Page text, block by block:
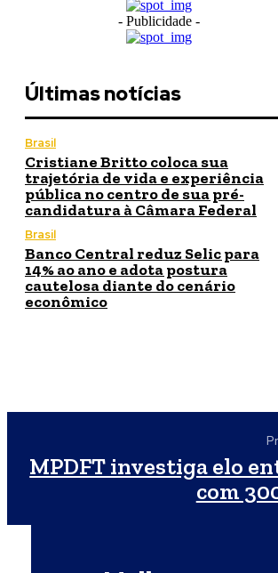
- Publicidade -
Últimas notícias
Brasil
Cristiane Britto coloca sua
trajetória de vida e experiência
pública no centro de sua pré-
candidatura à Câmara Federal
Brasil
Banco Central reduz Selic para
14% ao ano e adota postura
cautelosa diante do cenário
econômico
MPDFT investiga elo
com